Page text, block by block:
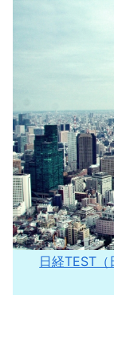
日経TEST